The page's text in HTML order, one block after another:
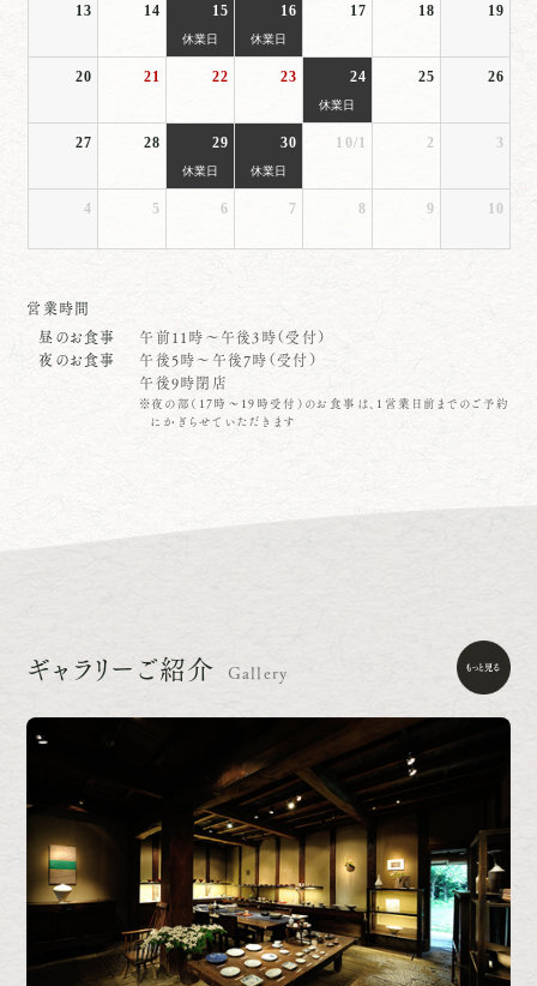
13 14 15
休業日
16
休業日
17 18 19
20 21 22 23 24
休業日
25 26
27 28 29
休業日
30
休業日
10/1 2 3
4 5 6 7 8 9 10
営業時間
昼のお食事
午前11時～午後3時（受付）
夜のお食事
午後5時～午後7時（受付）
午後9時閉店
夜の部（17時～19時受付）のお食事は、1営業日前までのご予約
にかぎらせていただきます
ギャラリーご紹介 Gallery